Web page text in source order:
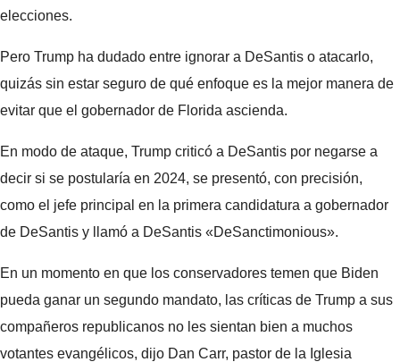
elecciones.
Pero Trump ha dudado entre ignorar a DeSantis o atacarlo,
quizás sin estar seguro de qué enfoque es la mejor manera de
evitar que el gobernador de Florida ascienda.
En modo de ataque, Trump criticó a DeSantis por negarse a
decir si se postularía en 2024, se presentó, con precisión,
como el jefe principal en la primera candidatura a gobernador
de DeSantis y llamó a DeSantis «DeSanctimonious».
En un momento en que los conservadores temen que Biden
pueda ganar un segundo mandato, las críticas de Trump a sus
compañeros republicanos no les sientan bien a muchos
votantes evangélicos, dijo Dan Carr, pastor de la Iglesia